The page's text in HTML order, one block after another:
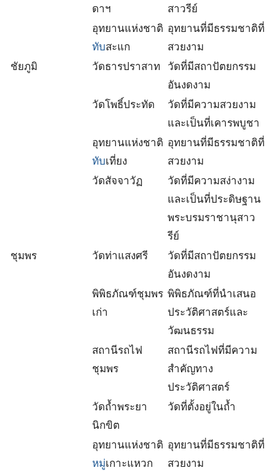
ดาฯ
สาวรีย์
อุทยานแห่งชาติ
ทับสะแก
อุทยานที่มีธรรมชาติที่
สวยงาม
ชัยภูมิ
วัดธารปราสาท
วัดที่มีสถาปัตยกรรม
อันงดงาม
วัดโพธิ์ประทัด
วัดที่มีความสวยงาม
และเป็นที่เคารพบูชา
อุทยานแห่งชาติ
ทับเที่ยง
อุทยานที่มีธรรมชาติที่
สวยงาม
วัดสัจจาวัฏ
วัดที่มีความสง่างาม
และเป็นที่ประดิษฐาน
พระบรมราชานุสาว
รีย์
ชุมพร
วัดท่าแสงศรี
วัดที่มีสถาปัตยกรรม
อันงดงาม
พิพิธภัณฑ์ชุมพร
เก่า
พิพิธภัณฑ์ที่นำเสนอ
ประวัติศาสตร์และ
วัฒนธรรม
สถานีรถไฟ
ชุมพร
สถานีรถไฟที่มีความ
สำคัญทาง
ประวัติศาสตร์
วัดถ้ำพระยา
นิกขิต
วัดที่ตั้งอยู่ในถ้ำ
อุทยานแห่งชาติ
หมู่เกาะแหวก
อุทยานที่มีธรรมชาติที่
สวยงาม